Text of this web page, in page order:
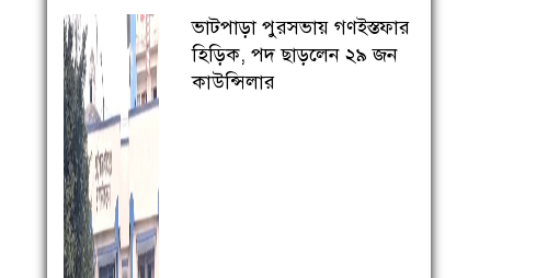
ভাটপাড়া পুরসভায় গণইস্তফার
হিড়িক, পদ ছাড়লেন ২৯ জন
কাউন্সিলার